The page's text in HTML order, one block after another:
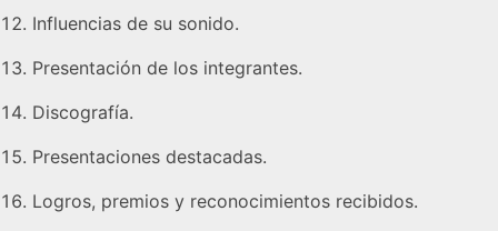
Influencias de su sonido.
Presentación de los integrantes.
Discografía.
Presentaciones destacadas.
Logros, premios y reconocimientos recibidos.